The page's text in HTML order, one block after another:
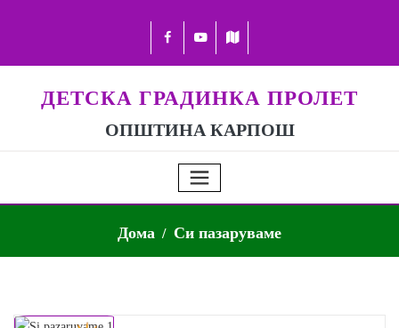
ДЕТСКА ГРАДИНКА ПРОЛЕТ
ОПШТИНА КАРПОШ
Дома Си пазаруваме